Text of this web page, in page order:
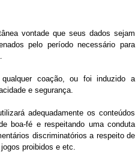
vontade que seus dados sejam
pelo período necessário para
coação, ou foi induzido a
e segurança.
adequadamente os conteúdos
boa-fé e respeitando uma conduta
discriminatórios a respeito de
proibidos e etc.